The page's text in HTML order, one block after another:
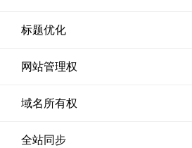
标题优化
网站管理权
域名所有权
全站同步